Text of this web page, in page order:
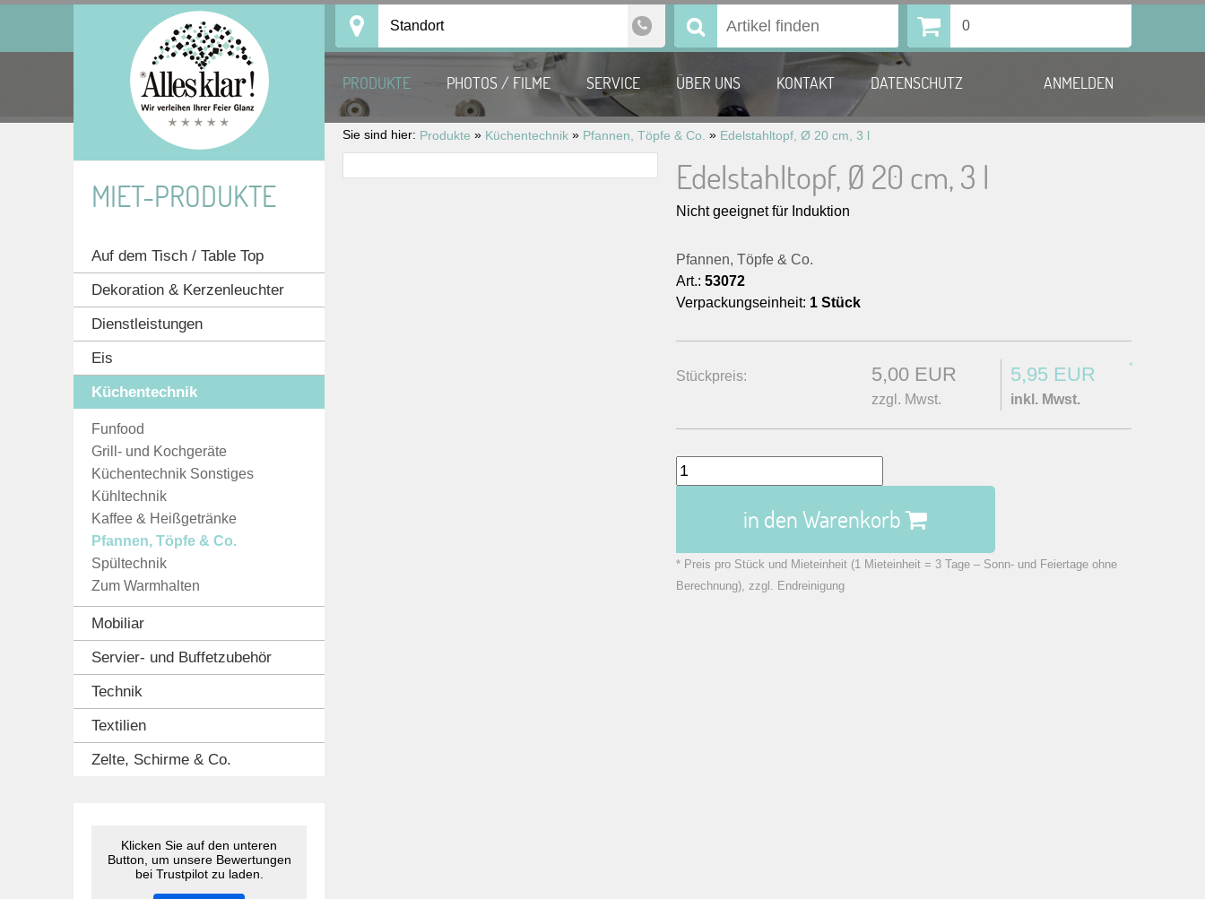
Standort Suchen 0
PRODUKTE PHOTOS / FILME SERVICE ÜBER UNS KONTAKT DATENSCHUTZ ANMELDEN
Sie sind hier: Produkte » Küchentechnik » Pfannen, Töpfe & Co. » Edelstahltopf, Ø 20 cm, 3 l
Edelstahltopf, Ø 20 cm, 3 l
Nicht geeignet für Induktion
Pfannen, Töpfe & Co.
Art.: 53072
Verpackungseinheit: 1 Stück
Stückpreis: 5,00 EUR
zzgl. Mwst.
5,95 EUR *
inkl. Mwst.
in den Warenkorb
* Preis pro Stück und Mieteinheit (1 Mieteinheit = 3 Tage – Sonn- und Feiertage ohne
Berechnung), zzgl. Endreinigung
MIET-PRODUKTE
Auf dem Tisch / Table Top
Dekoration & Kerzenleuchter
Dienstleistungen
Eis
Küchentechnik
Funfood
Grill- und Kochgeräte
Küchentechnik Sonstiges
Kühltechnik
Kaffee & Heißgetränke
Pfannen, Töpfe & Co.
Spültechnik
Zum Warmhalten
Mobiliar
Servier- und Buffetzubehör
Technik
Textilien
Zelte, Schirme & Co.
Klicken Sie auf den unteren
Button, um unsere Bewertungen
bei Trustpilot zu laden.